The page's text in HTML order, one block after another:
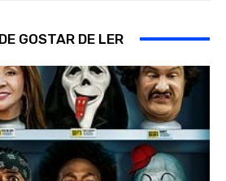
GOSTAR DE LER